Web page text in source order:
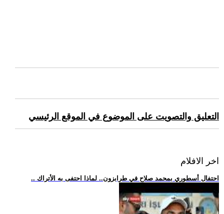
التعليق والتصويت على الموضوع في الموقع الرئيسي
اخر الافلام
.. احتفال أسطوري بمحمد صلاح في طرابزون.. لماذا احتفى به الأتراك